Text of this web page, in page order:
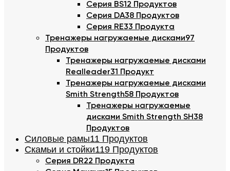
Серия BS12 Продуктов
Серия DA38 Продуктов
Серия RE33 Продукта
Тренажеры нагружаемые дисками97
Продуктов
Тренажеры нагружаемые дисками
Realleader31 Продукт
Тренажеры нагружаемые дисками
Smith Strength58 Продуктов
Тренажеры нагружаемые
дисками Smith Strength SH 38
Продуктов
Силовые рамы11 Продуктов
Скамьи и стойки119 Продуктов
Серия DR22 Продукта